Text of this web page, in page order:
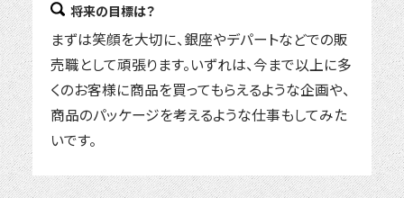
将来の目標は？
まずは笑顔を大切に、銀座やデパートなどでの販
売職として頑張ります。いずれは、今まで以上に多
くのお客様に商品を買ってもらえるような企画や、
商品のパッケージを考えるような仕事もしてみた
いです。